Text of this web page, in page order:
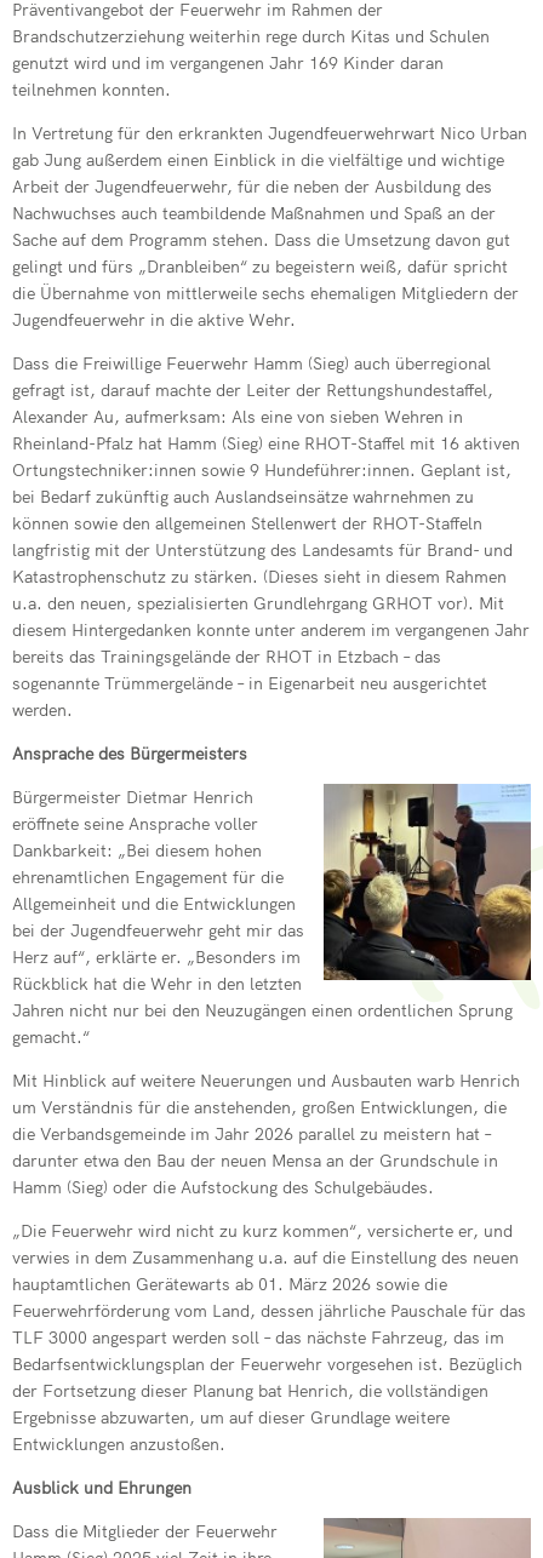
Präventivangebot der Feuerwehr im Rahmen der
Brandschutzerziehung weiterhin rege durch Kitas und Schulen
genutzt wird und im vergangenen Jahr 169 Kinder daran
teilnehmen konnten.
In Vertretung für den erkrankten Jugendfeuerwehrwart Nico Urban
gab Jung außerdem einen Einblick in die vielfältige und wichtige
Arbeit der Jugendfeuerwehr, für die neben der Ausbildung des
Nachwuchses auch teambildende Maßnahmen und Spaß an der
Sache auf dem Programm stehen. Dass die Umsetzung davon gut
gelingt und fürs „Dranbleiben“ zu begeistern weiß, dafür spricht
die Übernahme von mittlerweile sechs ehemaligen Mitgliedern der
Jugendfeuerwehr in die aktive Wehr.
Dass die Freiwillige Feuerwehr Hamm (Sieg) auch überregional
gefragt ist, darauf machte der Leiter der Rettungshundestaffel,
Alexander Au, aufmerksam: Als eine von sieben Wehren in
Rheinland-Pfalz hat Hamm (Sieg) eine RHOT-Staffel mit 16 aktiven
Ortungstechniker:innen sowie 9 Hundeführer:innen. Geplant ist,
bei Bedarf zukünftig auch Auslandseinsätze wahrnehmen zu
können sowie den allgemeinen Stellenwert der RHOT-Staffeln
langfristig mit der Unterstützung des Landesamts für Brand- und
Katastrophenschutz zu stärken. (Dieses sieht in diesem Rahmen
u.a. den neuen, spezialisierten Grundlehrgang GRHOT vor). Mit
diesem Hintergedanken konnte unter anderem im vergangenen Jahr
bereits das Trainingsgelände der RHOT in Etzbach – das
sogenannte Trümmergelände – in Eigenarbeit neu ausgerichtet
werden.
Ansprache des Bürgermeisters
Bürgermeister Dietmar Henrich
eröffnete seine Ansprache voller
Dankbarkeit: „Bei diesem hohen
ehrenamtlichen Engagement für die
Allgemeinheit und die Entwicklungen
bei der Jugendfeuerwehr geht mir das
Herz auf“, erklärte er. „Besonders im
Rückblick hat die Wehr in den letzten
Jahren nicht nur bei den Neuzugängen einen ordentlichen Sprung
gemacht.“
Mit Hinblick auf weitere Neuerungen und Ausbauten warb Henrich
um Verständnis für die anstehenden, großen Entwicklungen, die
die Verbandsgemeinde im Jahr 2026 parallel zu meistern hat –
darunter etwa den Bau der neuen Mensa an der Grundschule in
Hamm (Sieg) oder die Aufstockung des Schulgebäudes.
„Die Feuerwehr wird nicht zu kurz kommen“, versicherte er, und
verwies in dem Zusammenhang u.a. auf die Einstellung des neuen
hauptamtlichen Gerätewarts ab 01. März 2026 sowie die
Feuerwehrförderung vom Land, dessen jährliche Pauschale für das
TLF 3000 angespart werden soll – das nächste Fahrzeug, das im
Bedarfsentwicklungsplan der Feuerwehr vorgesehen ist. Bezüglich
der Fortsetzung dieser Planung bat Henrich, die vollständigen
Ergebnisse abzuwarten, um auf dieser Grundlage weitere
Entwicklungen anzustoßen.
Ausblick und Ehrungen
Dass die Mitglieder der Feuerwehr